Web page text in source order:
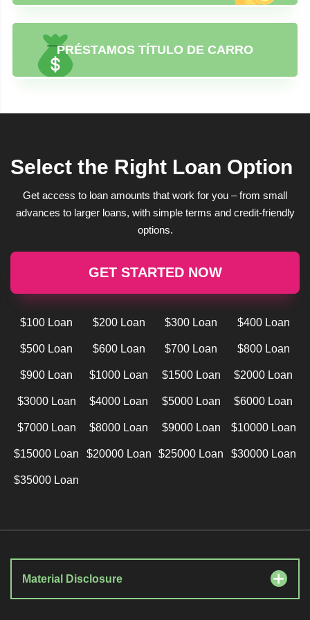
PRÉSTAMOS TÍTULO DE CARRO
Select the Right Loan Option
Get access to loan amounts that work for you – from small
advances to larger loans, with simple terms and credit-friendly
options.
GET STARTED NOW
$100 Loan $200 Loan $300 Loan $400 Loan
$500 Loan $600 Loan $700 Loan $800 Loan
$900 Loan $1000 Loan $1500 Loan $2000 Loan
$3000 Loan $4000 Loan $5000 Loan $6000 Loan
$7000 Loan $8000 Loan $9000 Loan $10000 Loan
$15000 Loan $20000 Loan $25000 Loan $30000 Loan
$35000 Loan
Material Disclosure